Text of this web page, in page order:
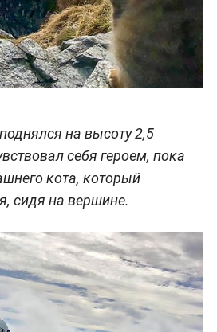
на высоту 2,5
себя героем, пока
кота, который
сидя на вершине.